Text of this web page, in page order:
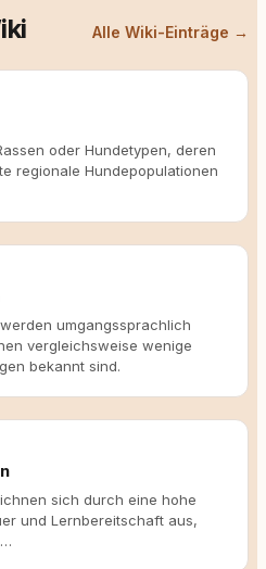
Alle Wiki-Einträge →
oder Hundetypen, deren
regionale Hundepopulationen
umgangssprachlich
vergleichsweise wenige
bekannt sind.
sich durch eine hohe
und Lernbereitschaft aus,